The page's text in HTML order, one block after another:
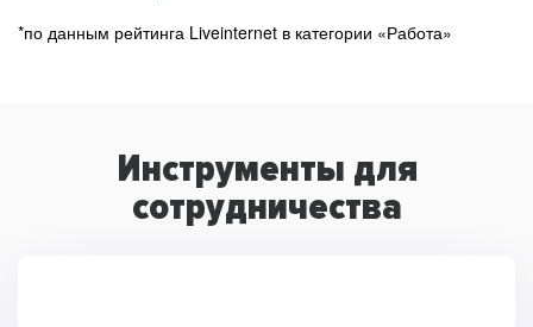
*по данным рейтинга Liveinternet в категории «Работа»
Инструменты для
сотрудничества